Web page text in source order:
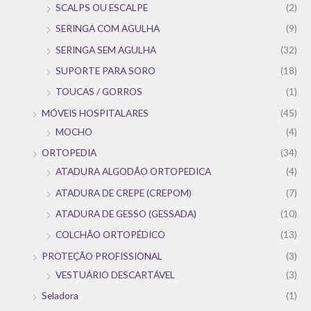
SCALPS OU ESCALPE
(2)
SERINGA COM AGULHA
(9)
SERINGA SEM AGULHA
(32)
SUPORTE PARA SORO
(18)
TOUCAS / GORROS
(1)
MÓVEIS HOSPITALARES
(45)
MOCHO
(4)
ORTOPEDIA
(34)
ATADURA ALGODÃO ORTOPEDICA
(4)
ATADURA DE CREPE (CREPOM)
(7)
ATADURA DE GESSO (GESSADA)
(10)
COLCHÃO ORTOPÉDICO
(13)
PROTEÇÃO PROFISSIONAL
(3)
VESTUÁRIO DESCARTÁVEL
(3)
Seladora
(1)